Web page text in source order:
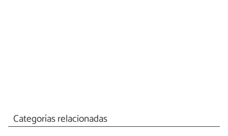
Categorías relacionadas